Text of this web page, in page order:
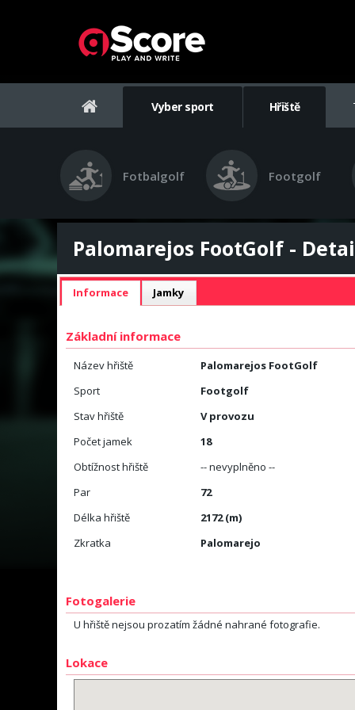
Vyber sport Hřiště
Fotbalgolf Footgolf
Palomarejos FootGolf -
Informace Jamky
Základní informace
Název hřiště
Palomarejos FootGolf
Sport
Footgolf
Stav hřiště
V provozu
Počet jamek
18
Obtížnost hřiště
-- nevyplněno --
Par
72
Délka hřiště
2172 (m)
Zkratka
Palomarejo
Fotogalerie
U hřiště nejsou prozatím žádné nahrané fotografie.
Lokace